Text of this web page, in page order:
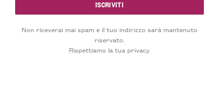
Non riceverai mai spam e il tuo indirizzo sarà mantenuto
riservato.
Rispettiamo la tua privacy.